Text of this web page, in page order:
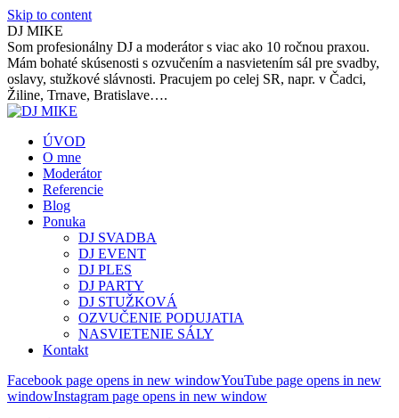
Skip to content
DJ MIKE
Som profesionálny DJ a moderátor s viac ako 10 ročnou praxou.
Mám bohaté skúsenosti s ozvučením a nasvietením sál pre svadby,
oslavy, stužkové slávnosti. Pracujem po celej SR, napr. v Čadci,
Žiline, Trnave, Bratislave….
ÚVOD
O mne
Moderátor
Referencie
Blog
Ponuka
DJ SVADBA
DJ EVENT
DJ PLES
DJ PARTY
DJ STUŽKOVÁ
OZVUČENIE PODUJATIA
NASVIETENIE SÁLY
Kontakt
Facebook page opens in new windowYouTube page opens in new
windowInstagram page opens in new window